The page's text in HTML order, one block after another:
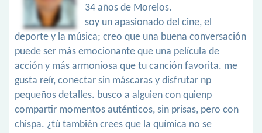
34 años de Morelos.
soy un apasionado del cine, el
deporte y la música; creo que una buena conversación
puede ser más emocionante que una película de
acción y más armoniosa que tu canción favorita. me
gusta reír, conectar sin máscaras y disfrutar np
pequeños detalles. busco a alguien con quienp
compartir momentos auténticos, sin prisas, pero con
chispa. ¿tú también crees que la química no se